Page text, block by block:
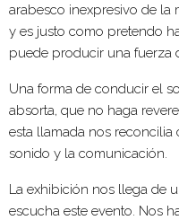
arabesco inexpresivo de la
y es justo como pretendo
puede producir una fuerza
Una forma de conducir el
absorta, que no haga
esta llamada nos reconcilia
sonido y la comunicación.
La exhibición nos llega de
escucha este evento. Nos